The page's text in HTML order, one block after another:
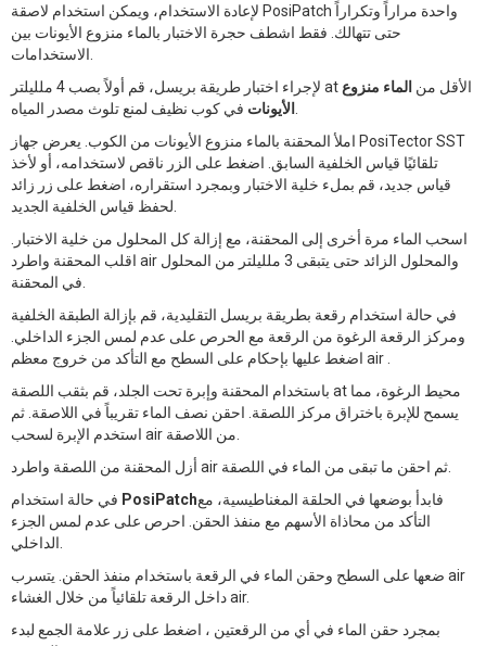
لإعادة الاستخدام، ويمكن استخدام لاصقة PosiPatch واحدة مراراً وتكراراً
حتى تتهالك. فقط اشطف حجرة الاختبار بالماء منزوع الأيونات بين
لإجراء اختبار طريقة بريسل، قم أولاً بصب 4 ملليلتر at الأقل من الماء منزوع
الأيونات
املأ المحقنة بالماء منزوع الأيونات من الكوب. يعرض جهاز PosiTector SST
تلقائيًا قياس الخلفية السابق. اضغط على الزر ناقص لاستخدامه، أو لأخذ
قياس جديد، قم بملء خلية الاختبار وبمجرد استقراره، اضغط على زر زائد
اسحب الماء مرة أخرى إلى المحقنة، مع إزالة كل المحلول من خلية الاختبار.
اقلب المحقنة واطرد air والمحلول الزائد حتى يتبقى 3 ملليلتر من المحلول
في حالة استخدام رقعة بطريقة بريسل التقليدية، قم بإزالة الطبقة الخلفية
ومركز الرقعة الرغوة من الرقعة مع الحرص على عدم لمس الجزء الداخلي.
اضغط عليها بإحكام على السطح مع التأكد من خروج معظم air .
باستخدام المحقنة وإبرة تحت الجلد، قم بثقب اللصقة at محيط الرغوة، مما
يسمح للإبرة باختراق مركز اللصقة. احقن نصف الماء تقريباً في اللاصقة. ثم
PosiPatchفابدأ بوضعها في الحلقة المغناطيسية، مع
التأكد من محاذاة الأسهم مع منفذ الحقن. احرص على عدم لمس الجزء
ضعها على السطح وحقن الماء في الرقعة باستخدام منفذ الحقن. يتسرب air
داخل الرقعة تلقائياً من خلال الغشاء air.
بمجرد حقن الماء في أي من الرقعتين ، اضغط على زر علامة الجمع لبدء